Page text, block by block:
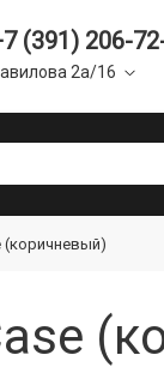
(391) 206-
2а/16
(коричневый)